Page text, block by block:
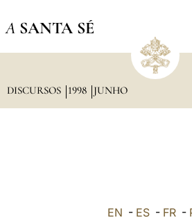
A SANTA SÉ
DISCURSOS 1998 JUNHO
EN - ES - FR -